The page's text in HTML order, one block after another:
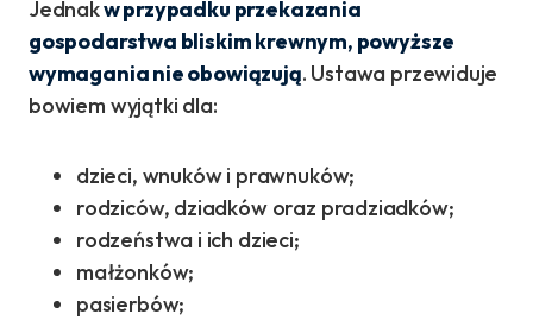
Jednakw przypadku przekazania
gospodarstwa bliskim krewnym, powyższe
wymagania nie obowiązują. Ustawa przewiduje
bowiem wyjątki dla:
dzieci, wnuków i prawnuków;
rodziców, dziadków oraz pradziadków;
rodzeństwa i ich dzieci;
małżonków;
pasierbów;